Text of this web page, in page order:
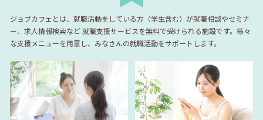
ジョブカフェとは、就職活動をしている方（学生含む）が就職相談やセミナ
ー、求人情報検索など就職支援サービスを無料で受けられる施設です。様々
な支援メニューを用意し、みなさんの就職活動をサポートします。